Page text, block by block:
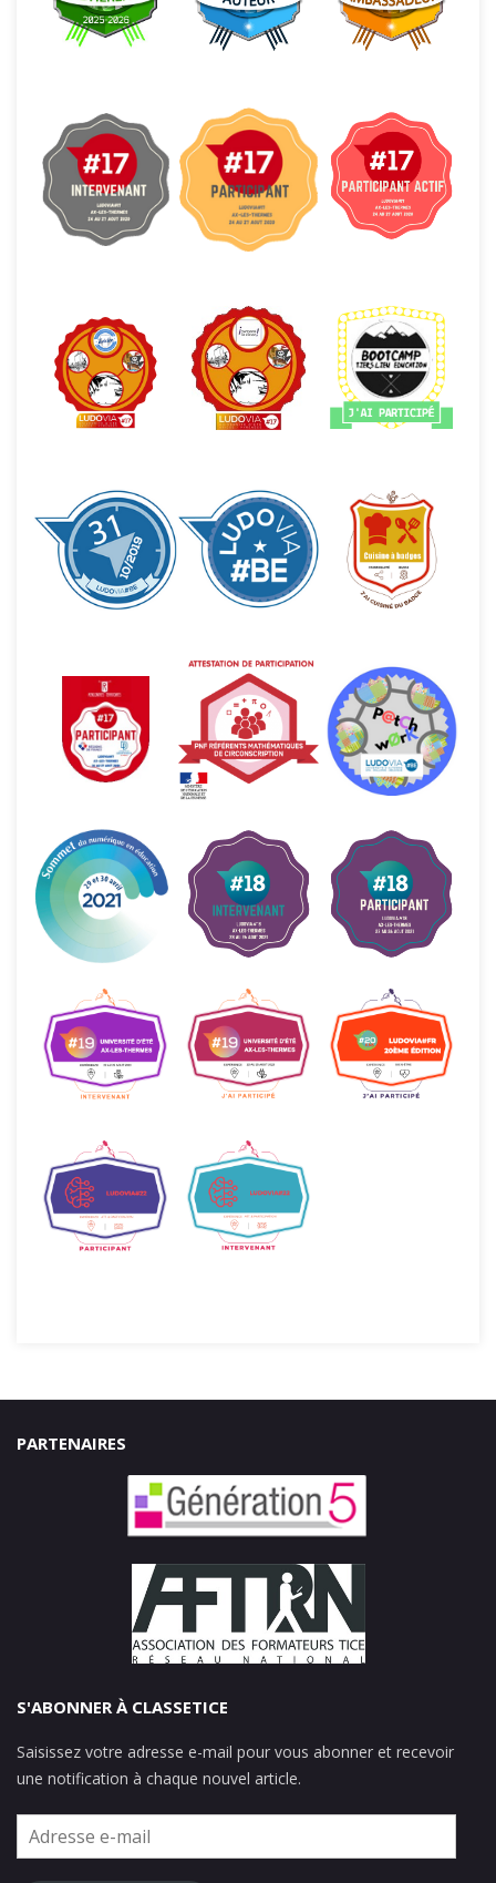
PARTENAIRES
S'ABONNER À CLASSETICE
Saisissez votre adresse e-mail pour vous abonner et recevoir
une notification à chaque nouvel article.
Adresse
e-